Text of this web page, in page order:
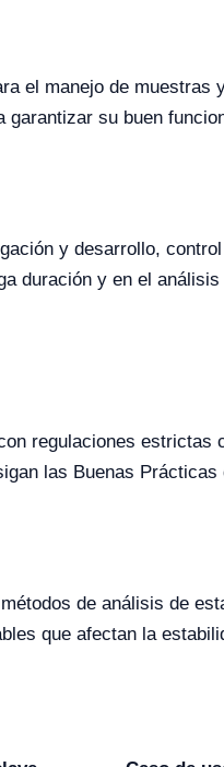
el manejo de muestras
su buen
y desarrollo,
duración y en el
regulaciones estrictas
las Buenas
de análisis de
que afectan la